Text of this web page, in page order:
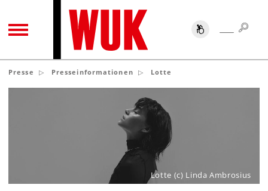
TOGGLE NAVIGATION SUCHE
Presse Presseinformationen Lotte
Lotte (c) Linda Ambrosius